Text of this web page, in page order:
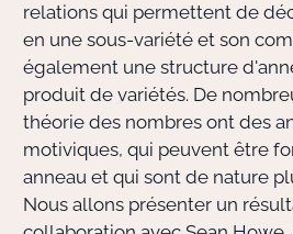
relations qui permettent de
en une sous-variété et son
également une structure
produit de variétés. De
théorie des nombres ont des
motiviques, qui peuvent être
anneau et qui sont de nature
Nous allons présenter un